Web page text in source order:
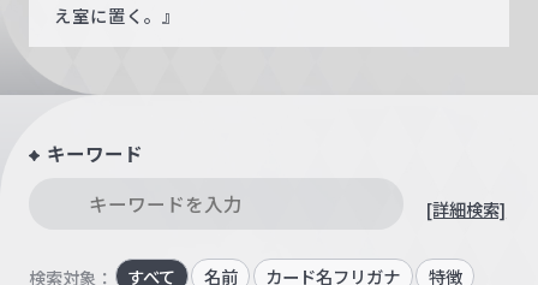
え室に置く。』
キーワード
[詳細検索]
検索対象： すべて 名前 カード名フリガナ
特徴